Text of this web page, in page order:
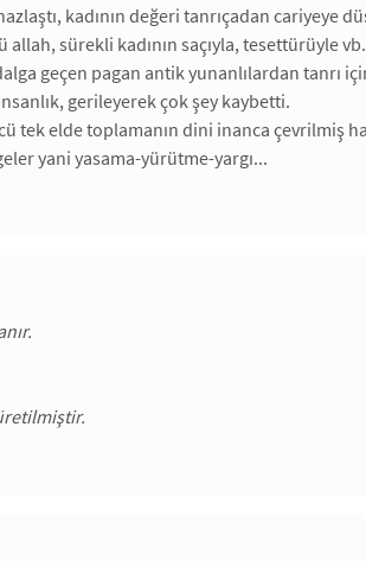
kadının değeri tanrıçadan cariyeye
sürekli kadının saçıyla, tesettürüyle
geçen pagan antik yunanlılardan tanrı
gerileyerek çok şey kaybetti.
tek elde toplamanın dini inanca çevrilmiş
yani yasama-yürütme-yargı...